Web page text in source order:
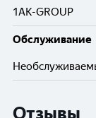
1AK-GROUP
Обслуживание
Отзывы